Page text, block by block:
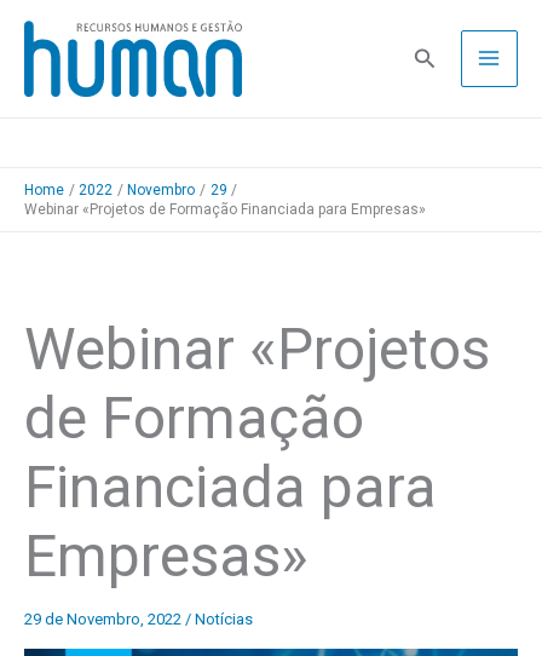
Skip
content
Pesquisa
Home 2022 Novembro
29
Webinar «Projetos de Formação Financiada para Empresas»
Webinar «Projetos
de Formação
Financiada para
Empresas»
29 de Novembro, 2022 / Notícias